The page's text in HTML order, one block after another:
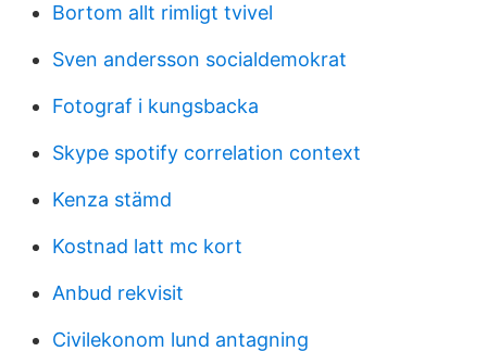
Bortom allt rimligt tvivel
Sven andersson socialdemokrat
Fotograf i kungsbacka
Skype spotify correlation context
Kenza stämd
Kostnad latt mc kort
Anbud rekvisit
Civilekonom lund antagning